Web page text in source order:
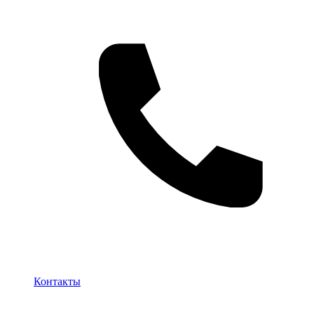
Контакты
Контакты